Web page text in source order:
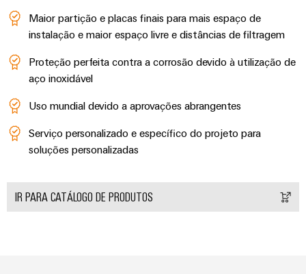
Maior partição e placas finais para mais espaço de
instalação e maior espaço livre e distâncias de filtragem
Proteção perfeita contra a corrosão devido à utilização de
aço inoxidável
Uso mundial devido a aprovações abrangentes
Serviço personalizado e específico do projeto para
soluções personalizadas
IR PARA CATÁLOGO DE PRODUTOS